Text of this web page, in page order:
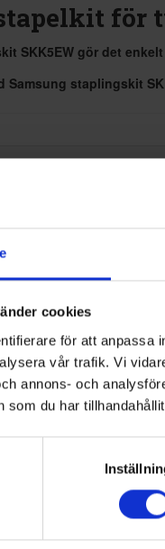
cookies
för att anpassa
vår trafik. Vi
annons- och
som du har
SKK5EW gör det
Samsung staplingskit
Tillbehör
8806095190679